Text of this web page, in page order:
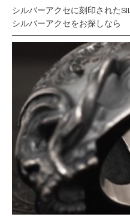
シルバーアクセに刻印された
シルバーアクセをお探しなら